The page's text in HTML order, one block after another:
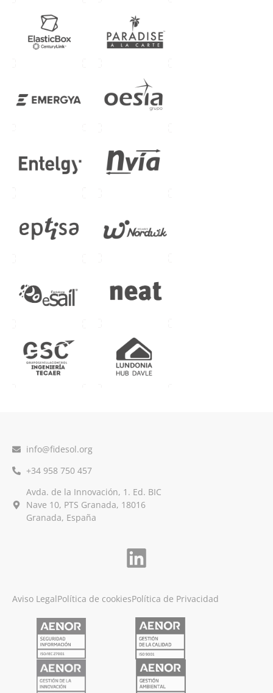
info@fidesol.org
+34 958 750 457
Avda. de la Innovación, 1. Ed. BIC
Nave 10, PTS Granada, 18016
Granada, España
Aviso LegalPolítica de cookiesPolítica de Privacidad